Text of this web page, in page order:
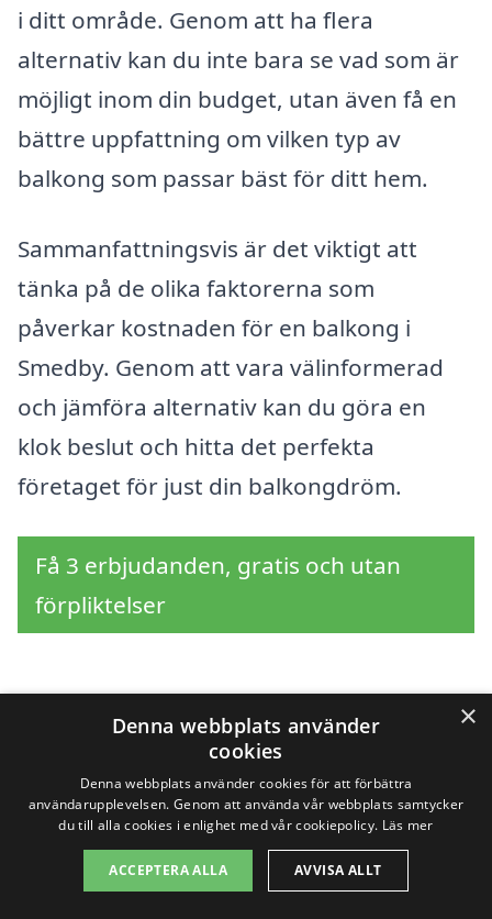
i ditt område. Genom att ha flera
alternativ kan du inte bara se vad som är
möjligt inom din budget, utan även få en
bättre uppfattning om vilken typ av
balkong som passar bäst för ditt hem.
Sammanfattningsvis är det viktigt att
tänka på de olika faktorerna som
påverkar kostnaden för en balkong i
Smedby. Genom att vara välinformerad
och jämföra alternativ kan du göra en
klok beslut och hitta det perfekta
företaget för just din balkongdröm.
Få 3 erbjudanden, gratis och utan
förpliktelser
Sök efter en
professionell för
balkong i andra städer
nära Smedby
×
Denna webbplats använder
cookies
Denna webbplats använder cookies för att förbättra
användarupplevelsen. Genom att använda vår webbplats samtycker
du till alla cookies i enlighet med vår cookiepolicy. Läs mer
ACCEPTERA ALLA AVVISA ALLT